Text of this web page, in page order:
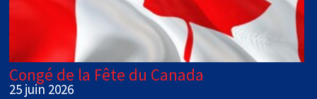
Congé de la Fête du Canada
25 juin 2026